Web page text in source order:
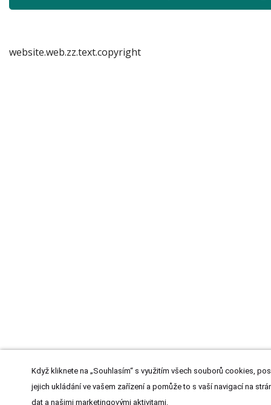
website.web.zz.text.copyright
Když kliknete na „Souhlasím“ s využitím všech souborů cookies,
jejich ukládání ve vašem zařízení a pomůže to s vaší navigací na
dat a našimi marketingovými aktivitami.